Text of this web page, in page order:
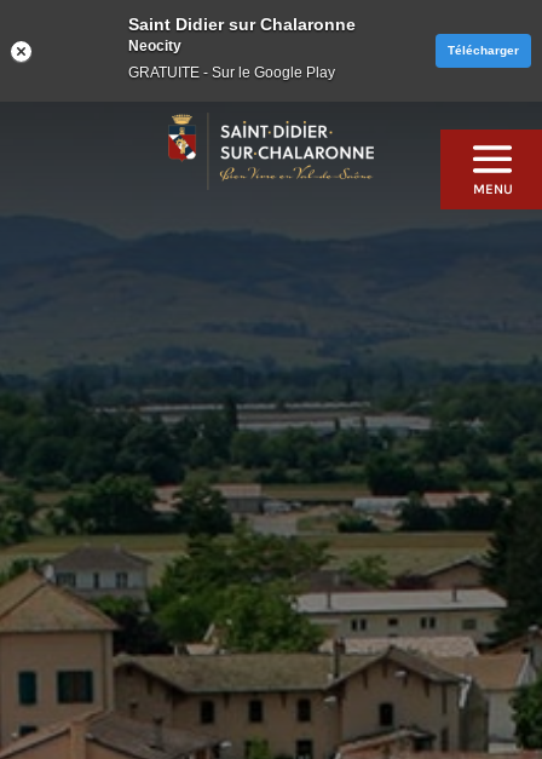
Saint Didier sur Chalaronne
Neocity
GRATUITE - Sur le Google Play
Télécharger